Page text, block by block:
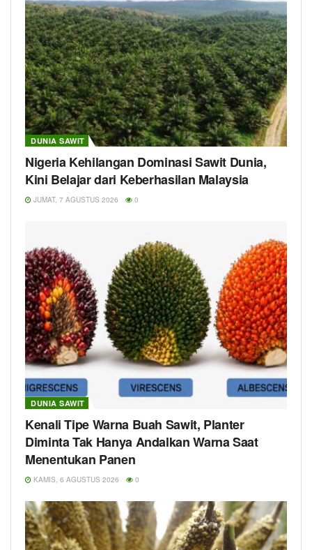
DUNIA SAWIT
Nigeria Kehilangan Dominasi Sawit Dunia,
Kini Belajar dari Keberhasilan Malaysia
JUMAT, 7 AGUSTUS 2026 0
DUNIA SAWIT
Kenali Tipe Warna Buah Sawit, Planter
Diminta Tak Hanya Andalkan Warna Saat
Menentukan Panen
KAMIS, 6 AGUSTUS 2026 0